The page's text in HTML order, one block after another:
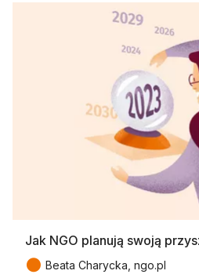
Jak NGO planują swoją
● Beata Charycka, ngo.pl